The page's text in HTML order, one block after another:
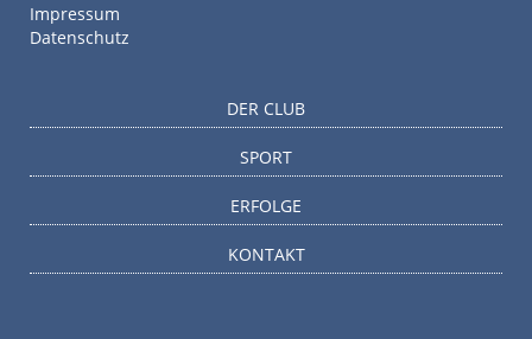
Impressum
Datenschutz
DER CLUB
SPORT
ERFOLGE
KONTAKT